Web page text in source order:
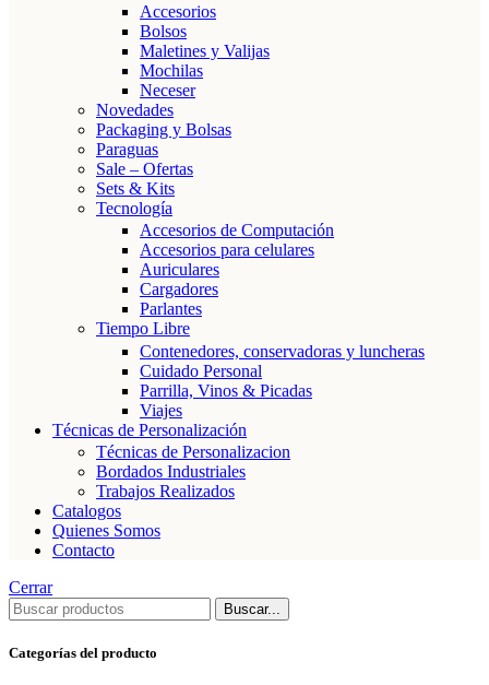
Accesorios
Bolsos
Maletines y Valijas
Mochilas
Neceser
Novedades
Packaging y Bolsas
Paraguas
Sale – Ofertas
Sets & Kits
Tecnología
Accesorios de Computación
Accesorios para celulares
Auriculares
Cargadores
Parlantes
Tiempo Libre
Contenedores, conservadoras y luncheras
Cuidado Personal
Parrilla, Vinos & Picadas
Viajes
Técnicas de Personalización
Técnicas de Personalizacion
Bordados Industriales
Trabajos Realizados
Catalogos
Quienes Somos
Contacto
Cerrar
Buscar...
Categorías del producto